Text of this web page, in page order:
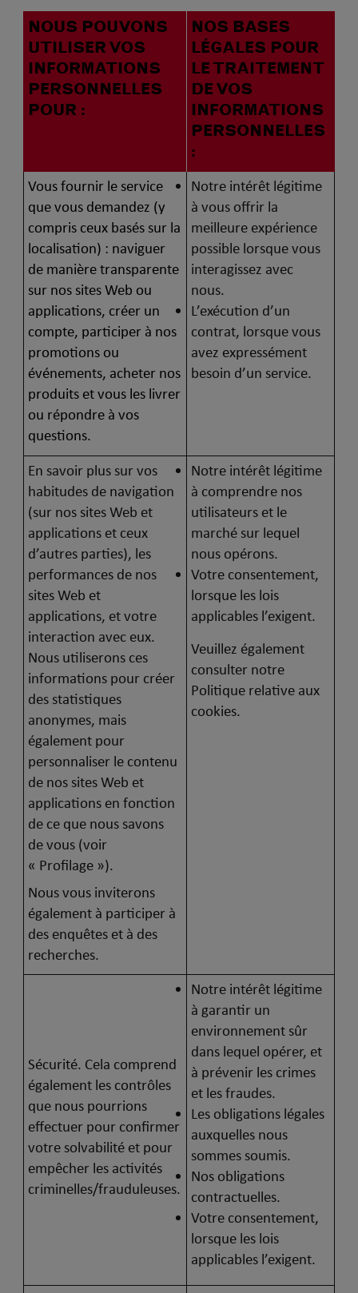
NOUS POUVONS
UTILISER VOS
INFORMATIONS
PERSONNELLES
POUR :
NOS BASES
LÉGALES POUR
LE TRAITEMENT
DE VOS
INFORMATIONS
PERSONNELLES
:
Vous fournir le service
que vous demandez (y
compris ceux basés sur la
localisation) : naviguer
de manière transparente
sur nos sites Web ou
applications, créer un
compte, participer à nos
promotions ou
événements, acheter nos
produits et vous les livrer
ou répondre à vos
questions.
Notre intérêt légitime
à vous offrir la
meilleure expérience
possible lorsque vous
interagissez avec
nous.
L’exécution d’un
contrat, lorsque vous
avez expressément
besoin d’un service.
En savoir plus sur vos
habitudes de navigation
(sur nos sites Web et
applications et ceux
d’autres parties), les
performances de nos
sites Web et
applications, et votre
interaction avec eux.
Nous utiliserons ces
informations pour créer
des statistiques
anonymes, mais
également pour
personnaliser le contenu
de nos sites Web et
applications en fonction
de ce que nous savons
de vous (voir
« Profilage »).
Nous vous inviterons
également à participer à
des enquêtes et à des
recherches.
Notre intérêt légitime
à comprendre nos
utilisateurs et le
marché sur lequel
nous opérons.
Votre consentement,
lorsque les lois
applicables l’exigent.
Veuillez également
consulter notre
Politique relative aux
cookies.
Sécurité. Cela comprend
également les contrôles
que nous pourrions
effectuer pour confirmer
votre solvabilité et pour
empêcher les activités
criminelles/frauduleuses.
Notre intérêt légitime
à garantir un
environnement sûr
dans lequel opérer, et
à prévenir les crimes
et les fraudes.
Les obligations légales
auxquelles nous
sommes soumis.
Nos obligations
contractuelles.
Votre consentement,
lorsque les lois
applicables l’exigent.